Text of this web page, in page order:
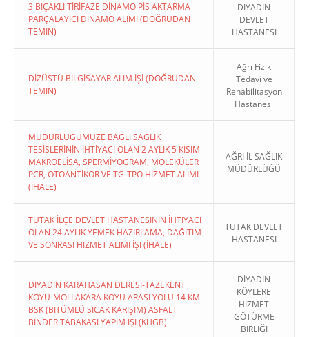
3 BIÇAKLI TİRİFAZE DİNAMO PİS AKTARMA
PARÇALAYICI DİNAMO ALIMI (DOĞRUDAN
TEMIN)
DİYADİN
DEVLET
HASTANESİ
DİZÜSTÜ BİLGİSAYAR ALIM İŞİ (DOĞRUDAN
TEMIN)
Ağrı Fizik
Tedavi ve
Rehabilitasyon
Hastanesi
MÜDÜRLÜĞÜMÜZE BAĞLI SAĞLIK
TESİSLERİNİN İHTİYACI OLAN 2 AYLIK 5 KISIM
MAKROELİSA, SPERMİYOGRAM, MOLEKÜLER
PCR, OTOANTİKOR VE TG-TPO HİZMET ALIMI
(İHALE)
AĞRI İL SAĞLIK
MÜDÜRLÜĞÜ
TUTAK İLÇE DEVLET HASTANESININ İHTIYACI
OLAN 24 AYLIK YEMEK HAZIRLAMA, DAĞITIM
VE SONRASI HIZMET ALIMI İŞI (İHALE)
TUTAK DEVLET
HASTANESİ
DIYADIN KARAHASAN DERESI-TAZEKENT
KÖYÜ-MOLLAKARA KÖYÜ ARASI YOLU 14 KM
BSK (BITÜMLÜ SICAK KARIŞIM) ASFALT
BINDER TABAKASI YAPIM İŞI (KHGB)
DİYADİN
KÖYLERE
HİZMET
GÖTÜRME
BİRLİĞİ